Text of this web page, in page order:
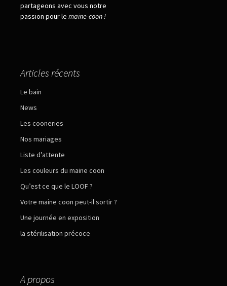
partageons avec vous notre
passion pour le maine-coon !
Articles récents
Le bain
News
Les cooneries
Nos mariages
Liste d’attente
Les couleurs du maine coon
Qu’est ce que le LOOF ?
Votre maine coon peut-il sortir ?
Une journée en exposition
la stérilisation précoce
A propos